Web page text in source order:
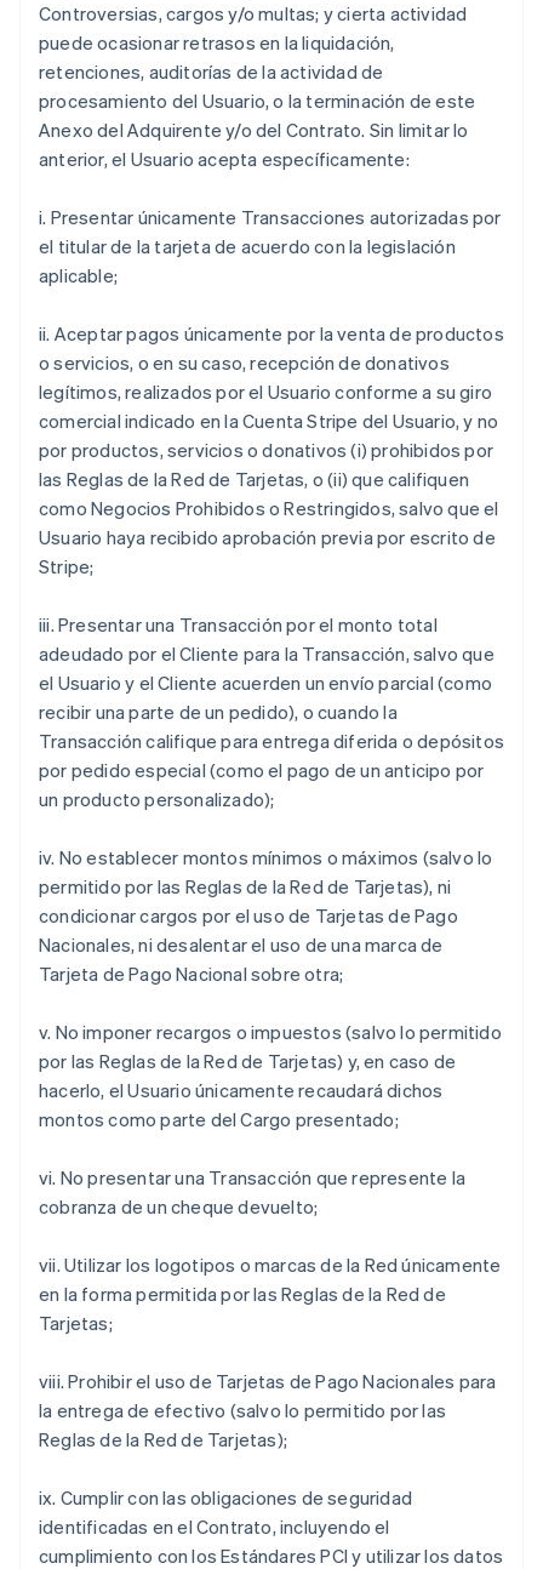
Controversias, cargos y/o multas; y cierta actividad
puede ocasionar retrasos en la liquidación,
retenciones, auditorías de la actividad de
procesamiento del Usuario, o la terminación de este
Anexo del Adquirente y/o del Contrato. Sin limitar lo
anterior, el Usuario acepta específicamente:
i. Presentar únicamente Transacciones autorizadas por
el titular de la tarjeta de acuerdo con la legislación
aplicable;
ii. Aceptar pagos únicamente por la venta de productos
o servicios, o en su caso, recepción de donativos
legítimos, realizados por el Usuario conforme a su giro
comercial indicado en la Cuenta Stripe del Usuario, y no
por productos, servicios o donativos (i) prohibidos por
las Reglas de la Red de Tarjetas, o (ii) que califiquen
como Negocios Prohibidos o Restringidos, salvo que el
Usuario haya recibido aprobación previa por escrito de
Stripe;
iii. Presentar una Transacción por el monto total
adeudado por el Cliente para la Transacción, salvo que
el Usuario y el Cliente acuerden un envío parcial (como
recibir una parte de un pedido), o cuando la
Transacción califique para entrega diferida o depósitos
por pedido especial (como el pago de un anticipo por
un producto personalizado);
iv. No establecer montos mínimos o máximos (salvo lo
permitido por las Reglas de la Red de Tarjetas), ni
condicionar cargos por el uso de Tarjetas de Pago
Nacionales, ni desalentar el uso de una marca de
Tarjeta de Pago Nacional sobre otra;
v. No imponer recargos o impuestos (salvo lo permitido
por las Reglas de la Red de Tarjetas) y, en caso de
hacerlo, el Usuario únicamente recaudará dichos
montos como parte del Cargo presentado;
vi. No presentar una Transacción que represente la
cobranza de un cheque devuelto;
vii. Utilizar los logotipos o marcas de la Red únicamente
en la forma permitida por las Reglas de la Red de
Tarjetas;
viii. Prohibir el uso de Tarjetas de Pago Nacionales para
la entrega de efectivo (salvo lo permitido por las
Reglas de la Red de Tarjetas);
ix. Cumplir con las obligaciones de seguridad
identificadas en el Contrato, incluyendo el
cumplimiento con los Estándares PCI y utilizar los datos